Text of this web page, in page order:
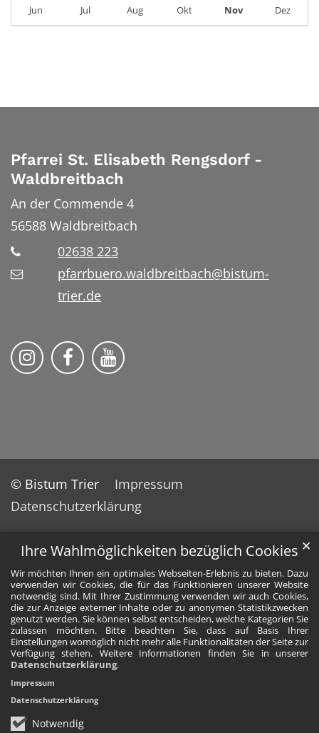
Ihre Wahlmöglichkeiten bezüglich Cookies
Wir möchten Ihnen ein optimales Webseiten-Erlebnis zu bieten. Dazu
verwenden wir Cookies, die für das Funktionieren unserer Website
notwendig sind. Mit Ihrer Zustimmung verwenden wir auch Cookies,
die zur Anzeige externer Inhalte oder zu anonymen Statistikzwecken
genutzt werden. Sie können selbst entscheiden, welche Kategorien Sie
zulassen möchten. Bitte beachten Sie, dass auf Basis Ihrer
Einstellungen womöglich nicht mehr alle Funktionalitäten der Seite zur
Verfügung stehen. Weitere Informationen finden Sie in unserer
Datenschutzerklärung.
Notwendig
✕
Impressum
Datenschutzerklärung
Jun Jul Aug Okt Nov Dez
Pfarrei St. Elisabeth Rengsdorf -
Waldbreitbach
An der Commende 4
56588 Waldbreitbach
02638 223
pfarrbuero.waldbreitbach@bistum-
trier.de
Folge uns auf Instragram
Folge uns auf Facebook
Folge uns auf YouTube
© Bistum Trier
Impressum
Datenschutzerklärung